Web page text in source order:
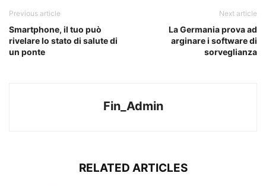
Previous article
Smartphone, il tuo può
rivelare lo stato di salute di
un ponte
Next article
La Germania prova ad
arginare i software di
sorveglianza
Fin_Admin
RELATED ARTICLES